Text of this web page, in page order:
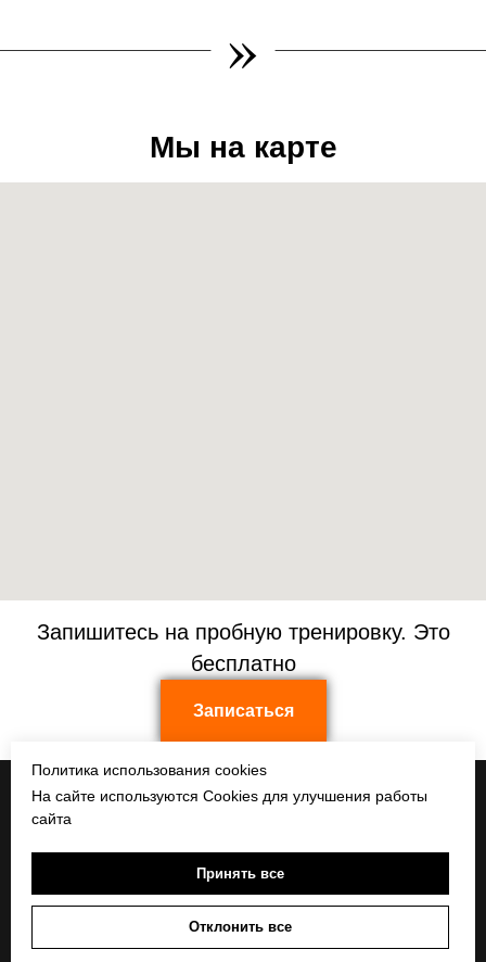
»
Мы на карте
Запишитесь на пробную тренировку. Это
бесплатно
Записаться
Новости
Акции
Программы
Расписание
Тренеры
Сотрудничество
Политика использования cookies
На сайте используются Cookies для улучшения работы
сайта
Принять все
Отклонить все